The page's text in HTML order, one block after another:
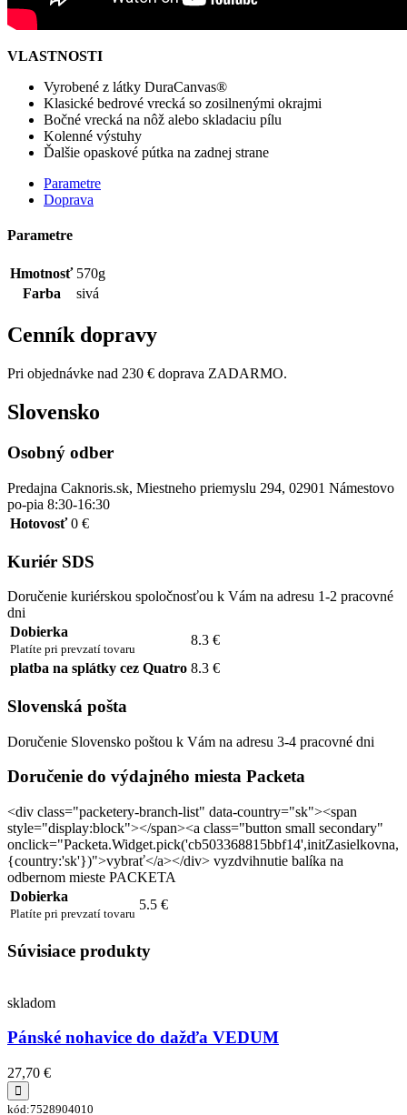
VLASTNOSTI
Vyrobené z látky DuraCanvas®
Klasické bedrové vrecká so zosilnenými okrajmi
Bočné vrecká na nôž alebo skladaciu pílu
Kolenné výstuhy
Ďalšie opaskové pútka na zadnej strane
Parametre
Doprava
Parametre
Hmotnosť 570g
Farba
sivá
Cenník dopravy
Pri objednávke nad 230 € doprava ZADARMO.
Slovensko
Osobný odber
Predajna Caknoris.sk, Miestneho priemyslu 294, 02901 Námestovo
po-pia 8:30-16:30
Hotovosť 0 €
Kuriér SDS
Doručenie kuriérskou spoločnosťou k Vám na adresu 1-2 pracovné
dni
Dobierka
Platíte pri prevzatí tovaru
8.3 €
platba na splátky cez Quatro 8.3 €
Slovenská pošta
Doručenie Slovensko poštou k Vám na adresu 3-4 pracovné dni
Doručenie do výdajného miesta Packeta
<div class="packetery-branch-list" data-country="sk"><span
style="display:block"></span><a class="button small secondary"
onclick="Packeta.Widget.pick('cb503368815bbf14',initZasielkovna,
{country:'sk'})">vybrať</a></div> vyzdvihnutie balíka na
odbernom mieste PACKETA
Dobierka
Platíte pri prevzatí tovaru
5.5 €
Súvisiace produkty
skladom
Pánské nohavice do dažďa VEDUM
27,70 €
kód:7528904010